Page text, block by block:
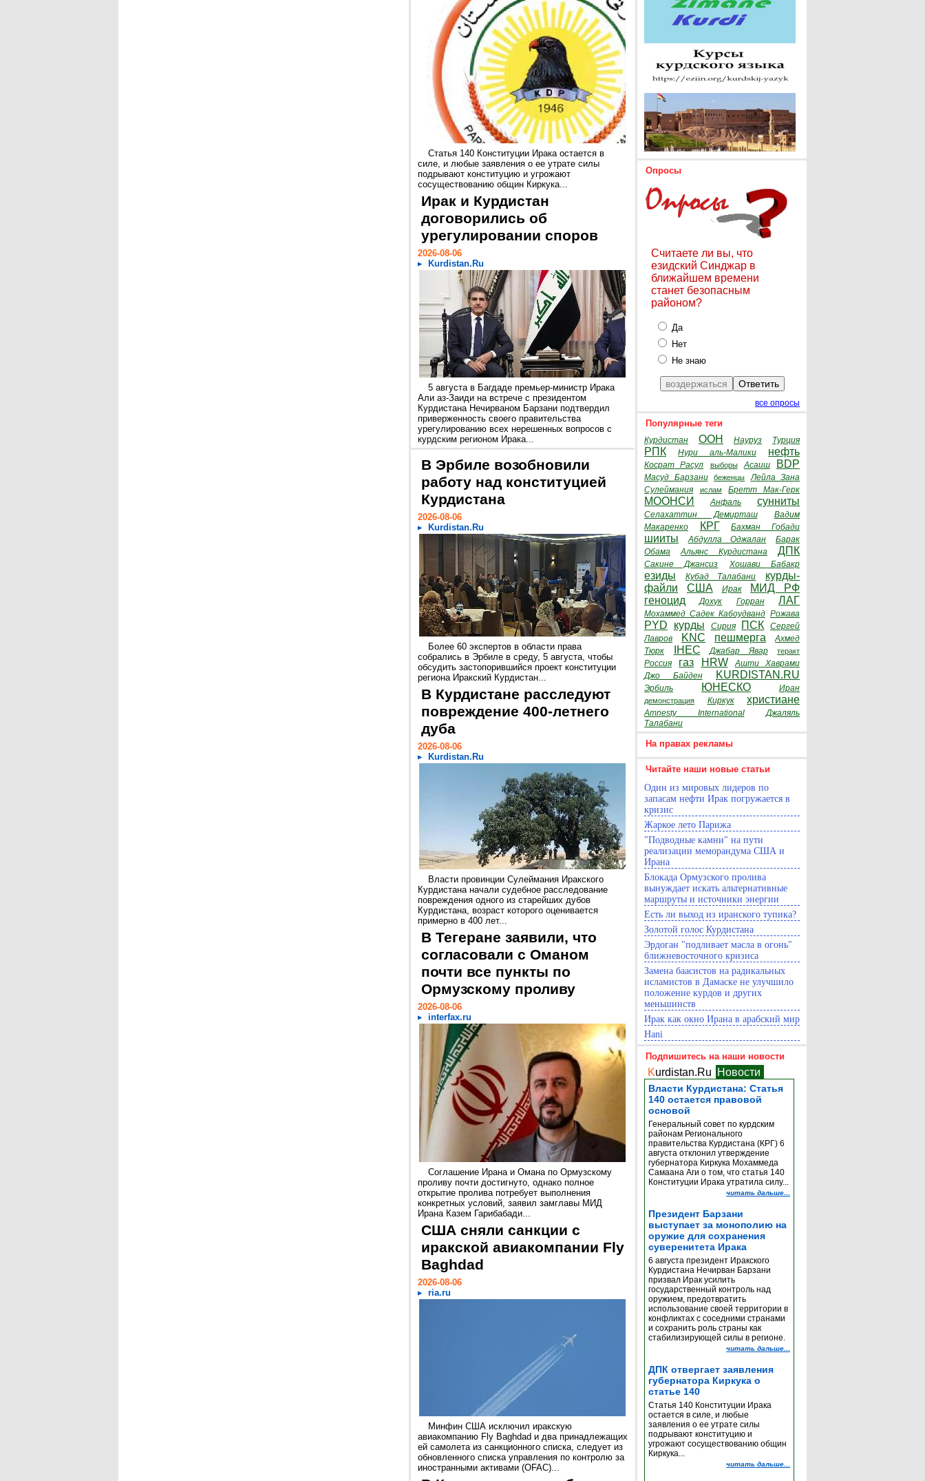
Статья 140 Конституции Ирака остается в
силе, и любые заявления о ее утрате силы
подрывают конституцию и угрожают
сосуществованию общин Киркука...
Ирак и Курдистан
договорились об
урегулировании споров
2026-08-06
Kurdistan.Ru
5 августа в Багдаде премьер-министр Ирака
Али аз-Заиди на встрече с президентом
Курдистана Нечирваном Барзани подтвердил
приверженность своего правительства
урегулированию всех нерешенных вопросов с
курдским регионом Ирака...
В Эрбиле возобновили
работу над конституцией
Курдистана
2026-08-06
Kurdistan.Ru
Более 60 экспертов в области права
собрались в Эрбиле в среду, 5 августа, чтобы
обсудить застопорившийся проект конституции
региона Иракский Курдистан...
В Курдистане расследуют
повреждение 400-летнего
дуба
2026-08-06
Kurdistan.Ru
Власти провинции Сулеймания Иракского
Курдистана начали судебное расследование
повреждения одного из старейших дубов
Курдистана, возраст которого оценивается
примерно в 400 лет...
В Тегеране заявили, что
согласовали с Оманом
почти все пункты по
Ормузскому проливу
2026-08-06
interfax.ru
Соглашение Ирана и Омана по Ормузскому
проливу почти достигнуто, однако полное
открытие пролива потребует выполнения
конкретных условий, заявил замглавы МИД
Ирана Казем Гарибабади...
США сняли санкции с
иракской авиакомпании Fly
Baghdad
2026-08-06
ria.ru
Минфин США исключил иракскую
авиакомпанию Fly Baghdad и два принадлежащих
ей самолета из санкционного списка, следует из
обновленного списка управления по контролю за
иностранными активами (OFAC)...
Опросы
Считаете ли вы, что
езидский Синджар в
ближайшем времени
станет безопасным
районом?
Да
Нет
Не знаю
все опросы
Популярные теги
Курдистан ООН Науруз Турция
РПК Нури аль-Малики нефть
Косрат Расул выборы Асаиш BDP
Масуд Барзани беженцы
Лейла Зана
Сулеймания
ислам Бретт Мак-Герк
МООНСИ Анфаль сунниты
Селахаттин Демирташ
Вадим
Макаренко
КРГ Бахман Гобади
шииты Абдулла Оджалан
Барак
Обама
Альянс Курдистана ДПК
Сакине Джансиз Хошави Бабакр
езиды Кубад Талабани
курды-
файли
США Ирак
МИД РФ
геноцид
Дохук Горран ЛАГ
Мохаммед Садек Кабоудванд Рожава
PYD курды Сирия ПСК
Сергей
Лавров
KNC пешмерга
Ахмед
Тюрк
IHEC Джабар Явар теракт
Россия газ HRW
Ашти Хаврами
Джо Байден
KURDISTAN.RU
Эрбиль ЮНЕСКО Иран
демонстрация Киркук христиане
Amnesty International
Джаляль
Талабани
На правах рекламы
Читайте наши новые статьи
Один из мировых лидеров по
запасам нефти Ирак погружается в
кризис
Жаркое лето Парижа
"Подводные камни" на пути
реализации меморандума США и
Ирана
Блокада Ормузского пролива
вынуждает искать альтернативные
маршруты и источники энергии
Есть ли выход из иранского тупика?
Золотой голос Курдистана
Эрдоган "подливает масла в огонь"
ближневосточного кризиса
Замена баасистов на радикальных
исламистов в Дамаске не улучшило
положение курдов и других
меньшинств
Ирак как окно Ирана в арабский мир
Hani
Подпишитесь на наши новости
Kurdistan.Ru Новости
Власти Курдистана: Статья
140 остается правовой
основой
Генеральный совет по курдским
районам Регионального
правительства Курдистана (КРГ) 6
августа отклонил утверждение
губернатора Киркука Мохаммеда
Самаана Аги о том, что статья 140
Конституции Ирака утратила силу...
читать дальше...
Президент Барзани
выступает за монополию на
оружие для сохранения
суверенитета Ирака
6 августа президент Иракского
Курдистана Нечирван Барзани
призвал Ирак усилить
государственный контроль над
оружием, предотвратить
использование своей территории в
конфликтах с соседними странами
и сохранить роль страны как
стабилизирующей силы в регионе.
читать дальше...
ДПК отвергает заявления
губернатора Киркука о
статье 140
Статья 140 Конституции Ирака
остается в силе, и любые
заявления о ее утрате силы
подрывают конституцию и
угрожают сосуществованию общин
Киркука...
читать дальше...